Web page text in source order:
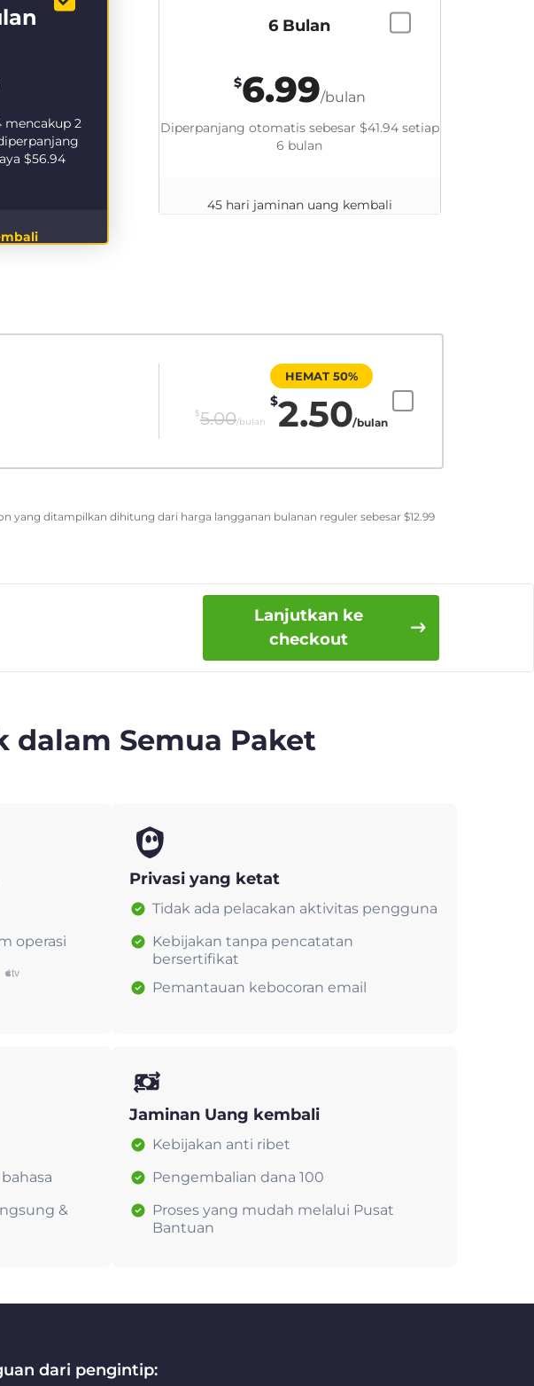
mencakup 2
$56.94
6 Bulan
$6.99/bulan
Diperpanjang otomatis sebesar $41.94setiap
6 bulan
45 hari jaminan uang kembali
$5.00/bulan
HEMAT 50%
$2.50/bulan
yang ditampilkan dihitung dari harga langganan bulanan reguler sebesar $12.99
Lanjutkan ke
checkout
dalam Semua Paket
operasi
Privasi yang ketat
Tidak ada pelacakan aktivitas pengguna
Kebijakan tanpa pencatatan
bersertifikat
Pemantauan kebocoran email
&
Jaminan Uang kembali
Kebijakan anti ribet
Pengembalian dana 100
Proses yang mudah melalui Pusat
Bantuan
dari pengintip: